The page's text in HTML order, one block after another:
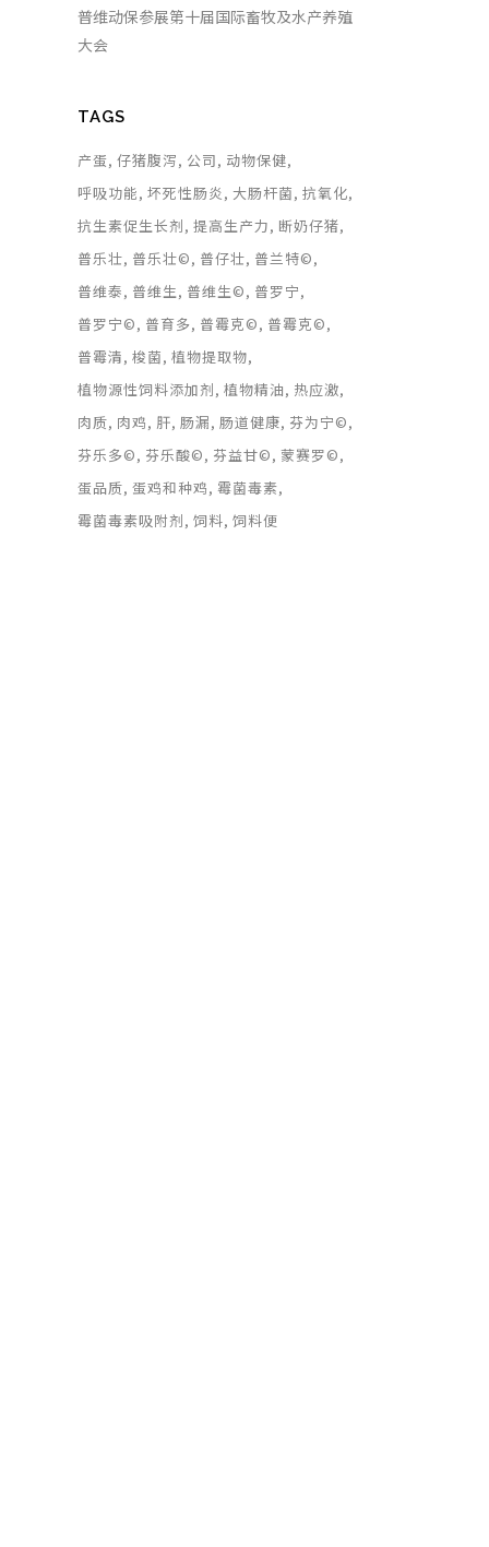
普维动保参展第十届国际畜牧及水产养殖
大会
TAGS
产蛋 仔猪腹泻 公司 动物保健
呼吸功能 坏死性肠炎 大肠杆菌 抗氧化
抗生素促生长剂 提高生产力 断奶仔猪
普乐壮 普乐壮© 普仔壮 普兰特©
普维泰 普维生 普维生© 普罗宁
普罗宁© 普育多 普霉克© 普霉克©
普霉清 梭菌 植物提取物
植物源性饲料添加剂 植物精油 热应激
肉质 肉鸡 肝 肠漏 肠道健康 芬为宁©
芬乐多© 芬乐酸© 芬益甘© 蒙赛罗©
蛋品质 蛋鸡和种鸡 霉菌毒素
霉菌毒素吸附剂 饲料 饲料便